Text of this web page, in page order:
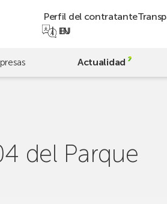
Perfil del contratante
EU
EN
Actualidad
del Parque